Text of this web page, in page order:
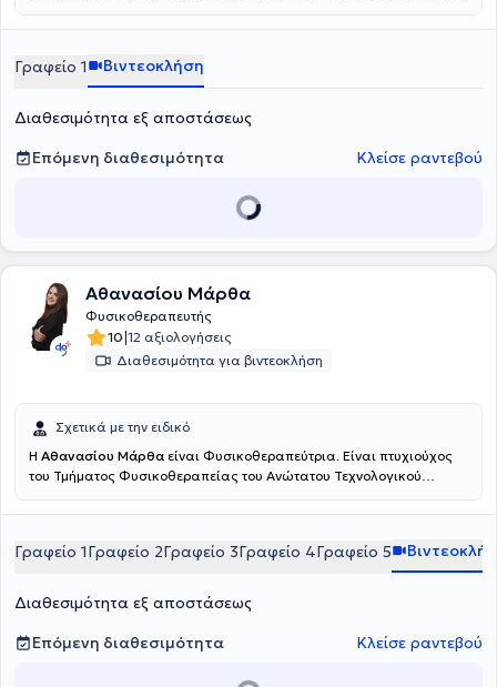
αποκατάσταση αθλητικών τραυμάτων και τη βελτίωση της
φυσικοθεραπεία, βελονισμό και εξειδικευμένες τεχνικές
κινητοποίησης, προσαρμοσμένες στις ανάγκες του κάθε
ασθενούς.Ο απώτερος στόχος της θεραπείας τους είναι η πλήρη
επάνοδός σας στις καθημερινές και επαγγελματικές σας
δραστηριότητες, χωρίς πόνο και με βελτιωμένη λειτουργικότητα.
Γραφείο 1 Βιντεοκλήση
Διαθεσιμότητα εξ αποστάσεως
Επόμενη διαθεσιμότητα
Κλείσε ραντεβού
Αθανασίου Μάρθα
Φυσικοθεραπευτής
10|12 αξιολογήσεις
Διαθεσιμότητα για βιντεοκλήση
Σχετικά με την ειδικό
Η Αθανασίου Μάρθα είναι Φυσικοθεραπεύτρια. Είναι πτυχιούχος
του Τμήματος Φυσικοθεραπείας του Ανώτατου Τεχνολογικού
πρακτική της άσκηση στο Γενικό Νοσοκομείο Αττικής ΚΑΤ. Είναι
Instructor (AF Studies - PMA), στο Clinical Pilates (ΚΕΔΙΒΙΜ
Epimorfosis - ΕΟΠΠΕΠ) και ως Personal Trainer (HNFC - NASM).
Επιπλέον, είναι κάτοχος διπλώματος στον Βιοϊατρικό Βελονισμό
από το Πανεπιστήμιο Δυτικής Αττικής και έχει εκπαιδευτεί στο
Manual Therapy από σχολή πιστοποιημένη από τη Διεθνή
Ομοσπονδία Μυοσκελετικής Φυσικοθεραπείας (IFOMPT),
Γραφείο 1Γραφείο 2Γραφείο 3Γραφείο 4Γραφείο 5
Διαθεσιμότητα εξ αποστάσεως
Επόμενη διαθεσιμότητα
Κλείσε ραντεβού